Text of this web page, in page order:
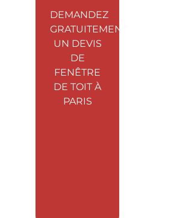
DEMANDEZ
GRATUITEMENT
UN DEVIS
DE
FENÊTRE
DE TOIT À
PARIS